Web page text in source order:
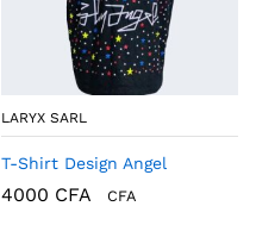
LARYX SARL
T-Shirt Design Angel
4000 CFA CFA